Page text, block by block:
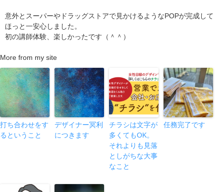
意外とスーパーやドラッグストアで見かけるようなPOPが完成して
ほっと一安心しました。
初の講師体験、楽しかったです（＾＾）
More from my site
打ち合わせをす
るということ
デザイナー冥利
につきます
チラシは文字が
多くてもOK。
それよりも見落
としがちな大事
なこと
任務完了です